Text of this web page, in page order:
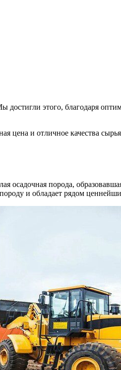
этого, благодаря
цена и отличное качества
осадочная порода,
и обладает рядом